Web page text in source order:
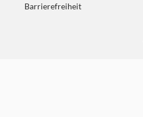
Barrierefreiheit